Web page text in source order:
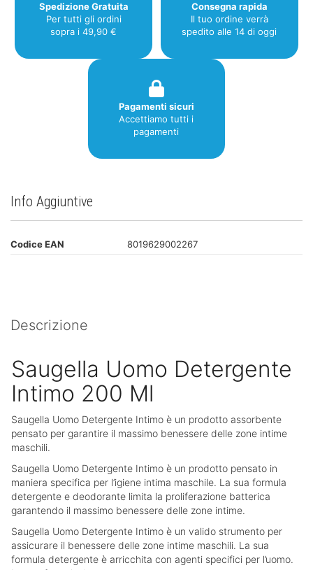
Spedizione Gratuita
Per tutti gli ordini
sopra i 49,90 €
Consegna rapida
Il tuo ordine verrà
spedito alle 14 di oggi
Pagamenti sicuri
Accettiamo tutti i
pagamenti
Info Aggiuntive
Codice EAN 8019629002267
Descrizione
Saugella Uomo Detergente
Intimo 200 Ml
Saugella Uomo Detergente Intimo è un prodotto assorbente
pensato per garantire il massimo benessere delle zone intime
maschili.
Saugella Uomo Detergente Intimo è un prodotto pensato in
maniera specifica per l’igiene intima maschile. La sua formula
detergente e deodorante limita la proliferazione batterica
garantendo il massimo benessere delle zone intime.
Saugella Uomo Detergente Intimo è un valido strumento per
assicurare il benessere delle zone intime maschili. La sua
formula detergente è arricchita con agenti specifici per l’uomo.